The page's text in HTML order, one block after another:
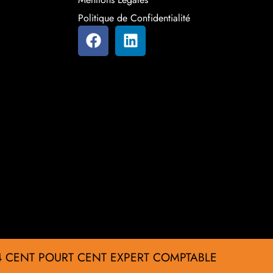
Politique de Confidentialité
POURT CENT EXPERT COMPTABLE